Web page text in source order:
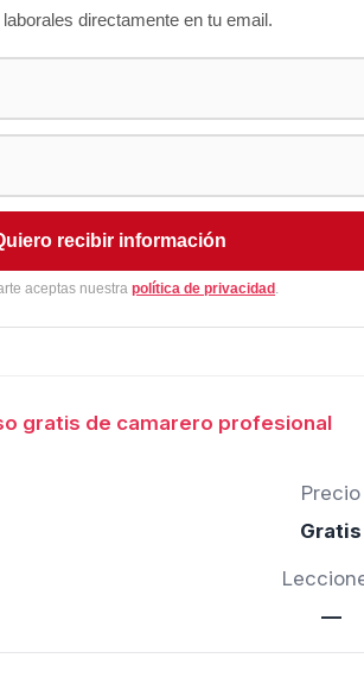
directamente en tu email.
recibir información
aceptas nuestra política de privacidad .
gratis de camarero profesional
Precio
Gratis
—